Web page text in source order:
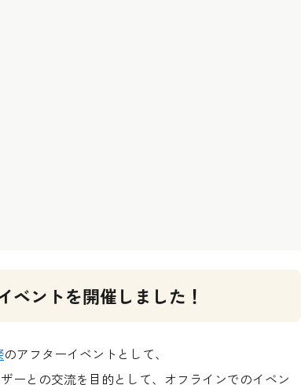
ベントを開催しました！
のアフターイベントとして、
ーとの交流を目的として、オフラインでのイベン